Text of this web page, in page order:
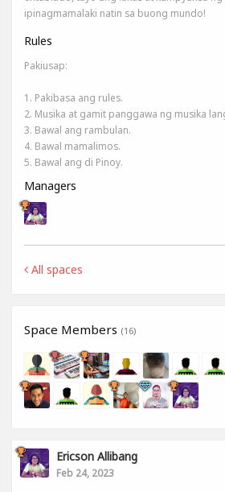
ipinagmamalaki natin sa buong mundo!
Rules
Pakiusap:
1. Pakibasa ang rules.
2. Musika at gamit panggawa ng musika
3. Bawal ang rambulan.
4. Bawal mamalimos.
5. Bawal ang di Pinoy.
Managers
All spaces
Space Members (16)
Ericson Allibang
Feb 24, 2023